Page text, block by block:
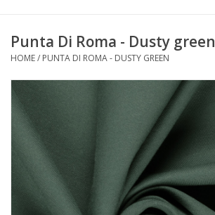
Fournituren
Workshops
Diy pakketten
Studio Olive inspireert....
Punta Di Roma - Dusty green
HOME/ PUNTA DI ROMA - DUSTY GREEN